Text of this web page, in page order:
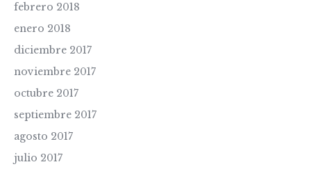
febrero 2018
enero 2018
diciembre 2017
noviembre 2017
octubre 2017
septiembre 2017
agosto 2017
julio 2017